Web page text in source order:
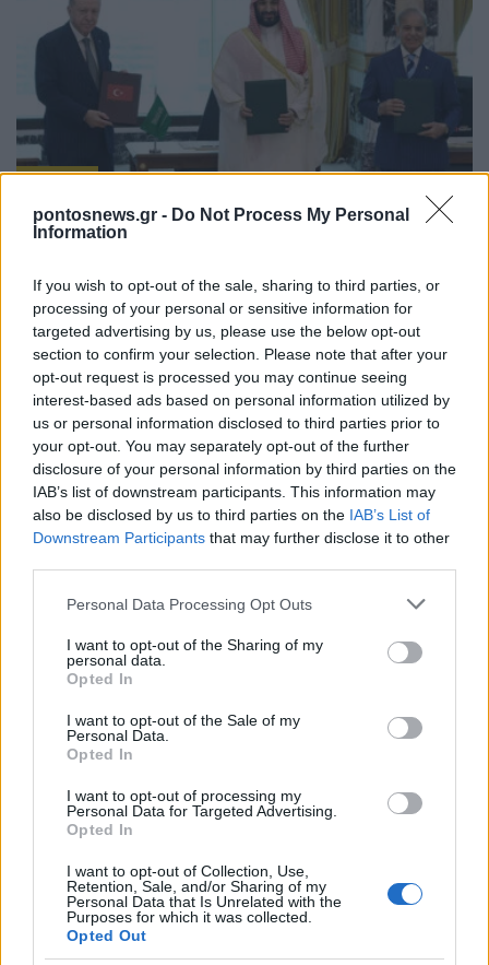
pontosnews.gr - Do Not Process My Personal
Information
If you wish to opt-out of the sale, sharing to third parties, or
processing of your personal or sensitive information for
targeted advertising by us, please use the below opt-out
section to confirm your selection. Please note that after your
opt-out request is processed you may continue seeing
interest-based ads based on personal information utilized by
us or personal information disclosed to third parties prior to
your opt-out. You may separately opt-out of the further
disclosure of your personal information by third parties on the
IAB’s list of downstream participants. This information may
also be disclosed by us to third parties on the IAB’s List of
Downstream Participants that may further disclose it to other
Please note that this website/app uses one or more Google
not limited to your visit or usage behaviour. You may click to
grant or deny consent to Google and its third-party tags to
use your data for below specified purposes in below Google
consent section.
Personal Data Processing Opt Outs
I want to opt-out of the Sharing of my
personal data.
Opted In
I want to opt-out of the Sale of my
Personal Data.
Opted In
I want to opt-out of processing my
Personal Data for Targeted Advertising.
Opted In
I want to opt-out of Collection, Use,
Retention, Sale, and/or Sharing of my
Personal Data that Is Unrelated with the
Purposes for which it was collected.
Opted Out
ΚΟΣΜΟΣ
Κοινή αμυντική συμφωνία υπέγραψαν Τουρκία,
7/08/2026 - 4:22μμ
ΚΟΣΜΟΣ
Πυροβολισμοί στην Ταϊλάνδη: Σκότωσε τον
παππού και τη γιαγιά του πριν ανοίξει πυρ στο
σχολείο του ο 14χρονος